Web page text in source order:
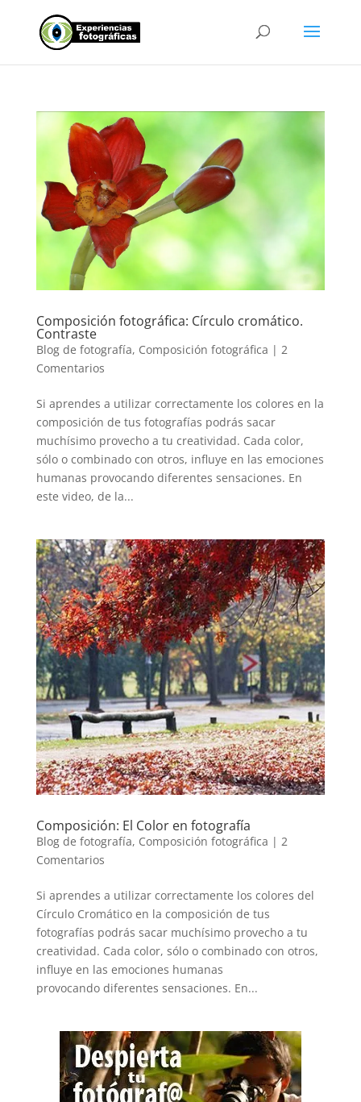
Composición fotográfica: Círculo cromático.
Contraste
Blog de fotografía, Composición fotográfica | 2
Comentarios
Si aprendes a utilizar correctamente los colores en la
composición de tus fotografías podrás sacar
muchísimo provecho a tu creatividad. Cada color,
sólo o combinado con otros, influye en las emociones
humanas provocando diferentes sensaciones. En
este video, de la...
Composición: El Color en fotografía
Blog de fotografía, Composición fotográfica | 2
Comentarios
Si aprendes a utilizar correctamente los colores del
Círculo Cromático en la composición de tus
fotografías podrás sacar muchísimo provecho a tu
creatividad. Cada color, sólo o combinado con otros,
influye en las emociones humanas
provocando diferentes sensaciones. En...